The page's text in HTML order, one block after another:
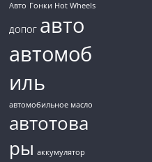
Авто Гонки Hot Wheels
ДОПОГ авто
автомоб
иль
автомобильное масло
автотова
ры аккумулятор